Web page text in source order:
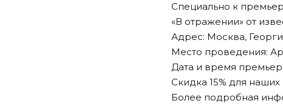
Специально к
«В отражении» от
Адрес: Москва,
Место проведения:
Дата и время
Скидка 15% для
Более подробная